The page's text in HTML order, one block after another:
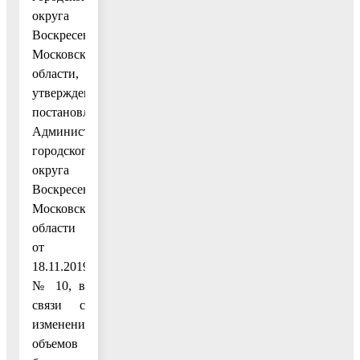
округа
Воскресенск
Московской
области,
утвержденным
постановлением
Администрации
городского
округа
Воскресенск
Московской
области
от
18.11.2019
№ 10, в
связи с
изменением
объемов